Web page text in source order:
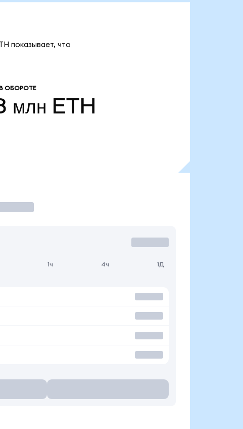
показывает, что
ОБОРОТЕ
млн ETH
1ч 4ч 1Д